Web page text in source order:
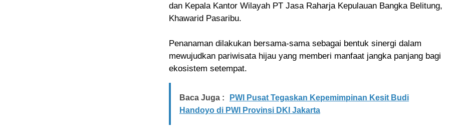
dan Kepala Kantor Wilayah PT Jasa Raharja Kepulauan Bangka Belitung,
Khawarid Pasaribu.
Penanaman dilakukan bersama-sama sebagai bentuk sinergi dalam
mewujudkan pariwisata hijau yang memberi manfaat jangka panjang bagi
ekosistem setempat.
Baca Juga :
PWI Pusat Tegaskan Kepemimpinan Kesit Budi
Handoyo di PWI Provinsi DKI Jakarta